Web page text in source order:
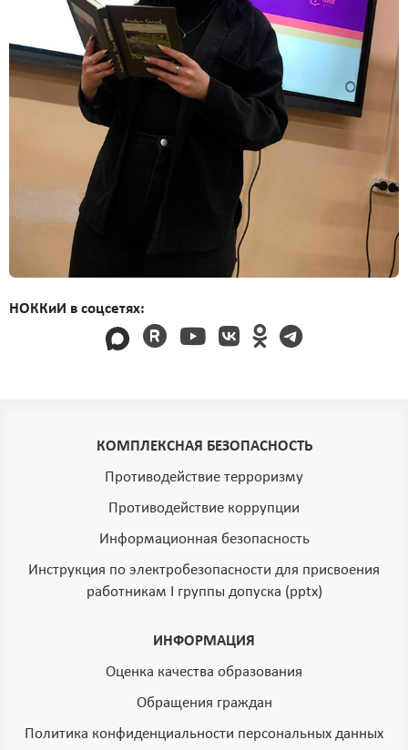
НОККиИ в соцсетях:
КОМПЛЕКСНАЯ БЕЗОПАСНОСТЬ
Противодействие терроризму
Противодействие коррупции
Информационная безопасность
Инструкция по электробезопасности для присвоения
работникам I группы допуска (pptx)
ИНФОРМАЦИЯ
Оценка качества образования
Обращения граждан
Политика конфиденциальности персональных данных